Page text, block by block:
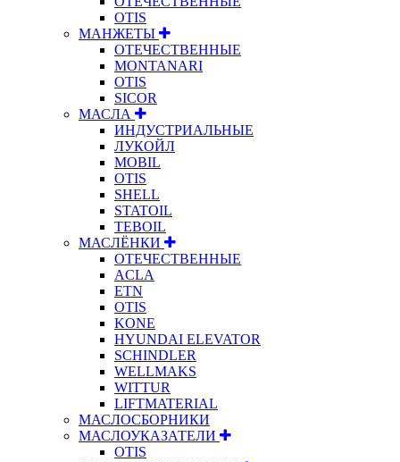
OTIS
МАНЖЕТЫ
ОТЕЧЕСТВЕННЫЕ
MONTANARI
OTIS
SICOR
МАСЛА
ИНДУСТРИАЛЬНЫЕ
ЛУКОЙЛ
MOBIL
OTIS
SHELL
STATOIL
TEBOIL
МАСЛЁНКИ
ОТЕЧЕСТВЕННЫЕ
ACLA
ETN
OTIS
KONE
HYUNDAI ELEVATOR
SCHINDLER
WELLMAKS
WITTUR
LIFTMATERIAL
МАСЛОСБОРНИКИ
МАСЛОУКАЗАТЕЛИ
OTIS